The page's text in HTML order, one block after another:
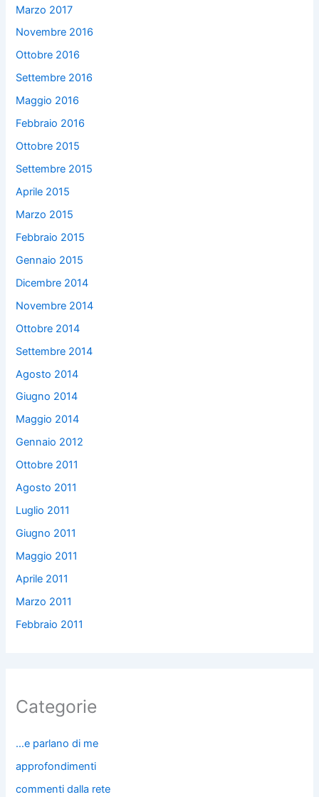
Marzo 2017
Novembre 2016
Ottobre 2016
Settembre 2016
Maggio 2016
Febbraio 2016
Ottobre 2015
Settembre 2015
Aprile 2015
Marzo 2015
Febbraio 2015
Gennaio 2015
Dicembre 2014
Novembre 2014
Ottobre 2014
Settembre 2014
Agosto 2014
Giugno 2014
Maggio 2014
Gennaio 2012
Ottobre 2011
Agosto 2011
Luglio 2011
Giugno 2011
Maggio 2011
Aprile 2011
Marzo 2011
Febbraio 2011
Categorie
…e parlano di me
approfondimenti
commenti dalla rete